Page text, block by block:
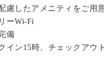
慮したアメニティをご用
ーWi-Fi
備
イン15時、チェックアウ